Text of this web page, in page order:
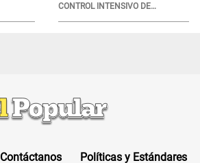
CONTROL INTENSIVO DE
SEGURIDAD: Estas serán las
Contáctanos
Políticas y Estándares